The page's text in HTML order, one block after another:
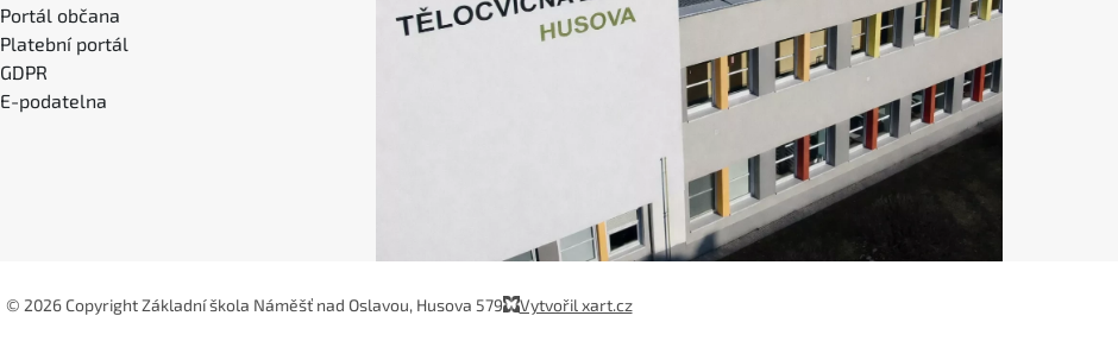
Portál občana
Platební portál
GDPR
E-podatelna
© 2026 Copyright Základní škola Náměšť nad Oslavou, Husova 579 Vytvořil xart.cz